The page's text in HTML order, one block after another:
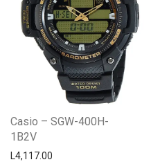
Casio – SGW-400H-
1B2V
L4,117.00